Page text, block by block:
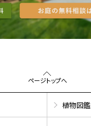
ページトップへ
植物図鑑